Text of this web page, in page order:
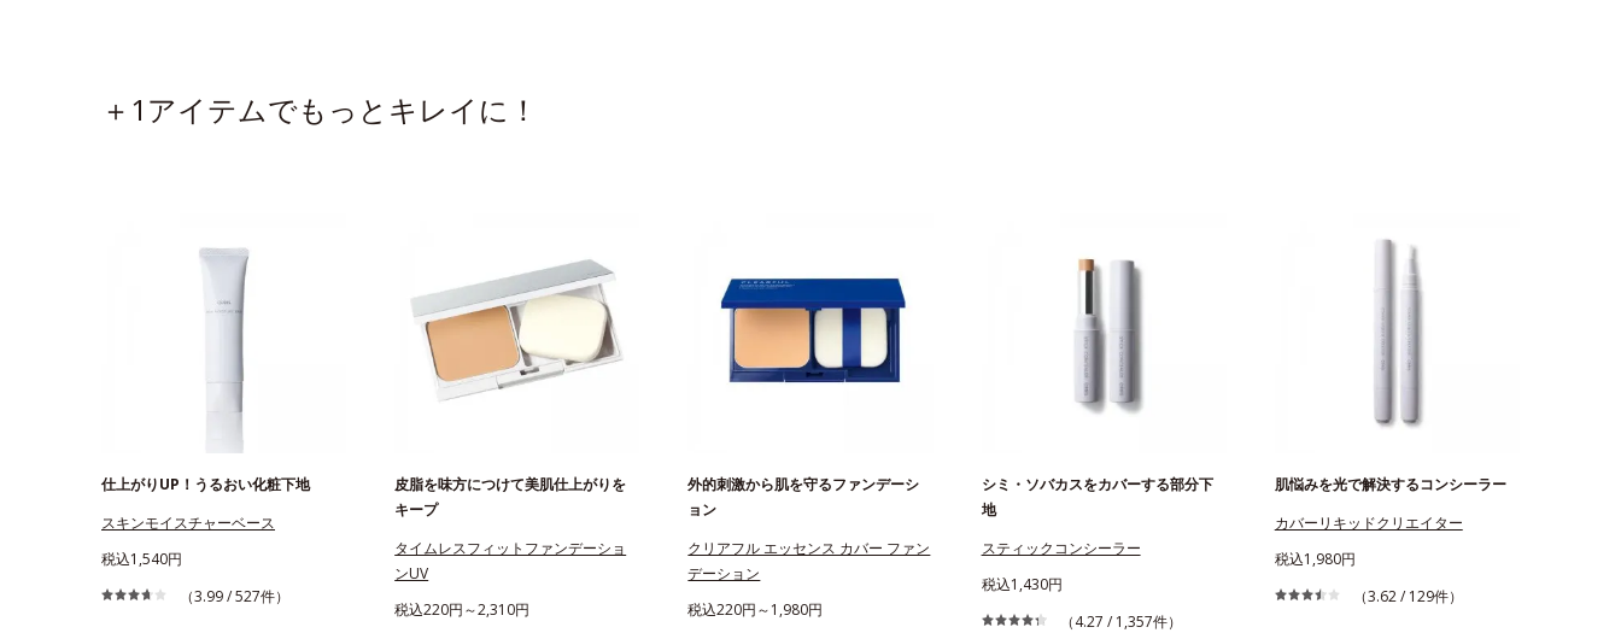
＋1アイテムでもっとキレイに！
仕上がりUP！うるおい化粧下地
スキンモイスチャーベース
税込1,540円
（3.99 / 527件）
皮脂を味方につけて美肌仕上がりを
キープ
タイムレスフィットファンデーショ
ンUV
税込220円～2,310円
外的刺激から肌を守るファンデーシ
ョン
クリアフル エッセンス カバー ファン
デーション
税込220円～1,980円
シミ・ソバカスをカバーする部分下
地
スティックコンシーラー
税込1,430円
（4.27 / 1,357件）
肌悩みを光で解決するコンシーラー
カバーリキッドクリエイター
税込1,980円
（3.62 / 129件）